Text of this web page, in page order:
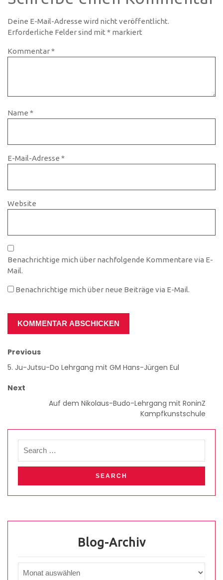
Deine E-Mail-Adresse wird nicht veröffentlicht.
Erforderliche Felder sind mit * markiert
Kommentar*
Name *
E-Mail-Adresse *
Website
Benachrichtige mich über nachfolgende Kommentare via E-
Mail.
Benachrichtige mich über neue Beiträge via E-Mail.
Previous
5. Ju-Jutsu-Do Lehrgang mit GM Hans-Jürgen Eul
Next
Auf dem Nikolaus-Budo-Lehrgang mit RoninZ
Kampfkunstschule
Blog-Archiv